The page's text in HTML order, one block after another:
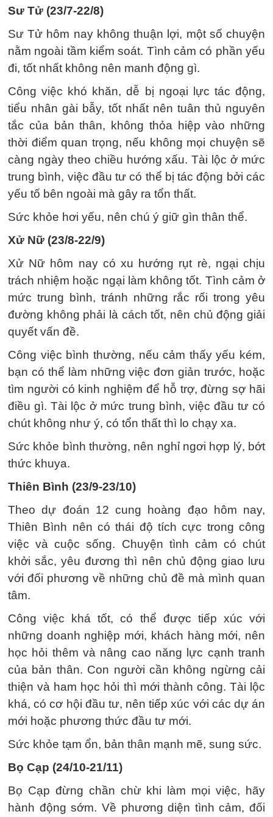
Sư Tử (23/7-22/8)
Sư Tử hôm nay không thuận lợi, một số chuyện
nằm ngoài tầm kiểm soát. Tình cảm có phần yếu
đi, tốt nhất không nên manh động gì.
Công việc khó khăn, dễ bị ngoại lực tác động,
tiểu nhân gài bẫy, tốt nhất nên tuân thủ nguyên
tắc của bản thân, không thỏa hiệp vào những
thời điểm quan trọng, nếu không mọi chuyện sẽ
càng ngày theo chiều hướng xấu. Tài lộc ở mức
trung bình, việc đầu tư có thể bị tác động bởi các
yếu tố bên ngoài mà gây ra tổn thất.
Sức khỏe hơi yếu, nên chú ý giữ gìn thân thể.
Xử Nữ (23/8-22/9)
Xử Nữ hôm nay có xu hướng rụt rè, ngại chịu
trách nhiệm hoặc ngại làm không tốt. Tình cảm ở
mức trung bình, tránh những rắc rối trong yêu
đường không phải là cách tốt, nên chủ động giải
quyết vấn đề.
Công việc bình thường, nếu cảm thấy yếu kém,
bạn có thể làm những việc đơn giản trước, hoặc
tìm người có kinh nghiệm để hỗ trợ, đừng sợ hãi
điều gì. Tài lộc ở mức trung bình, việc đầu tư có
chút không như ý, có tổn thất thì lo chạy xa.
Sức khỏe bình thường, nên nghỉ ngơi hợp lý, bớt
thức khuya.
Thiên Bình (23/9-23/10)
Theo dự đoán 12 cung hoàng đạo hôm nay,
Thiên Bình nên có thái độ tích cực trong công
việc và cuộc sống. Chuyện tình cảm có chút
khởi sắc, yêu đương thì nên chủ động giao lưu
với đối phương về những chủ đề mà mình quan
tâm.
Công việc khá tốt, có thể được tiếp xúc với
những doanh nghiệp mới, khách hàng mới, nên
học hỏi thêm và nâng cao năng lực cạnh tranh
của bản thân. Con người cần không ngừng cải
thiện và ham học hỏi thì mới thành công. Tài lộc
khá, có cơ hội đầu tư, nên tiếp xúc với các dự án
mới hoặc phương thức đầu tư mới.
Sức khỏe tạm ổn, bản thân mạnh mẽ, sung sức.
Bọ Cạp (24/10-21/11)
Bọ Cạp đừng chần chừ khi làm mọi việc, hãy
hành động sớm. Về phương diện tình cảm, đối